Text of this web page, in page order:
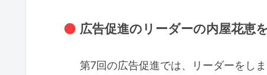
広告促進のリーダーの内屋花恵
第7回の広告促進では、リーダーをしま